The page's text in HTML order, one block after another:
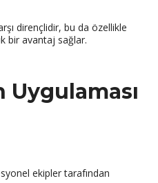
dirençlidir, bu da özellikle
bir avantaj sağlar.
Uygulaması
ekipler tarafından